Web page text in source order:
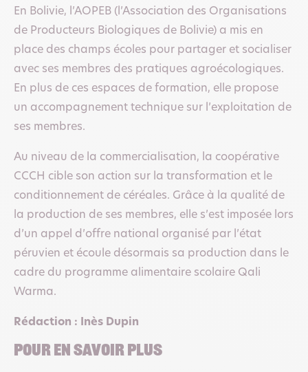
En Bolivie, l’AOPEB (l’Association des Organisations
de Producteurs Biologiques de Bolivie) a mis en
place des champs écoles pour partager et socialiser
avec ses membres des pratiques agroécologiques.
En plus de ces espaces de formation, elle propose
un accompagnement technique sur l’exploitation de
ses membres.
Au niveau de la commercialisation, la coopérative
CCCH cible son action sur la transformation et le
conditionnement de céréales. Grâce à la qualité de
la production de ses membres, elle s’est imposée lors
d’un appel d’offre national organisé par l’état
péruvien et écoule désormais sa production dans le
cadre du programme alimentaire scolaire Qali
Warma.
Rédaction : Inès Dupin
POUR EN SAVOIR PLUS